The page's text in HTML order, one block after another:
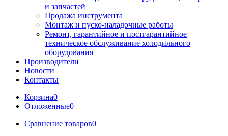
и запчастей
Продажа инструмента
Монтаж и пуско-наладочные работы
Ремонт, гарантийное и постгарантийное
техническое обслуживание холодильного
оборудования
Производители
Новости
Контакты
Корзина0
Отложенные0
Сравнение товаров0